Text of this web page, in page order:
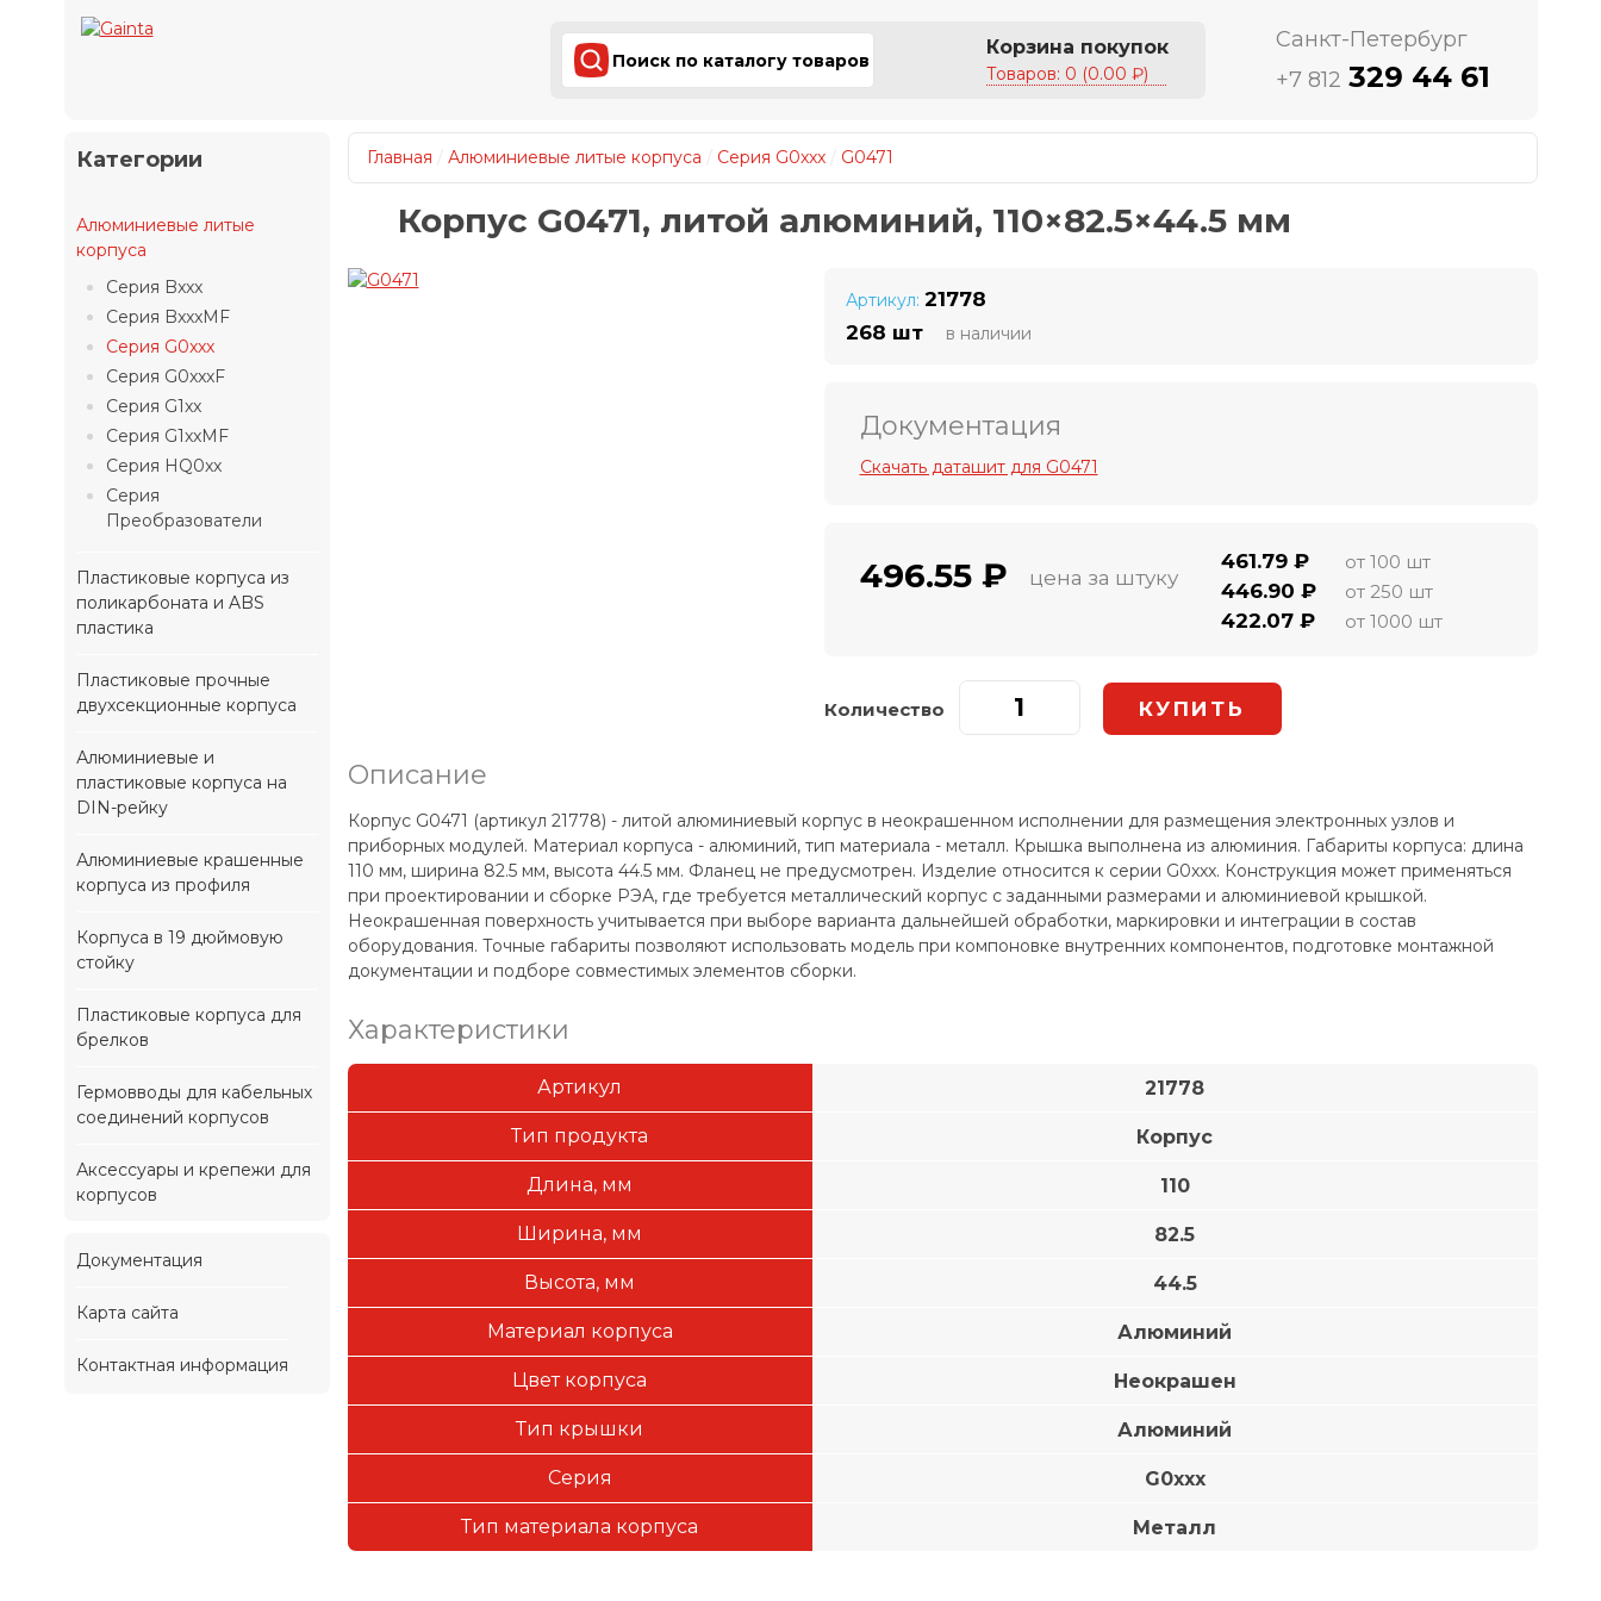
Корзина покупок
Товаров: 0 (0.00 ₽)
Санкт-Петербург
+7 812 329 44 61
Категории
Алюминиевые литые
корпуса
Серия Bxxx
Серия BxxxMF
Серия G0xxx
Серия G0xxxF
Серия G1xx
Серия G1xxMF
Серия HQ0xx
Серия
Преобразователи
Пластиковые корпуса из
поликарбоната и ABS
пластика
Пластиковые прочные
двухсекционные корпуса
Алюминиевые и
пластиковые корпуса на
DIN-рейку
Алюминиевые крашенные
корпуса из профиля
Корпуса в 19 дюймовую
стойку
Пластиковые корпуса для
брелков
Гермовводы для кабельных
соединений корпусов
Аксессуары и крепежи для
корпусов
Документация
Карта сайта
Контактная информация
Главная Алюминиевые литые корпуса Серия G0xxx/ G0471
Корпус G0471, литой алюминий, 110×82.5×44.5 мм
Артикул: 21778
268 шт
в наличии
Документация
Скачать даташит для G0471
496.55 ₽ цена за штуку
461.79 ₽ от 100 шт
446.90 ₽ от 250 шт
422.07 ₽ от 1000 шт
Количество
Описание
Корпус G0471 (артикул 21778) - литой алюминиевый корпус в неокрашенном исполнении для размещения электронных узлов и
приборных модулей. Материал корпуса - алюминий, тип материала - металл. Крышка выполнена из алюминия. Габариты корпуса: длина
110 мм, ширина 82.5 мм, высота 44.5 мм. Фланец не предусмотрен. Изделие относится к серии G0xxx. Конструкция может применяться
при проектировании и сборке РЭА, где требуется металлический корпус с заданными размерами и алюминиевой крышкой.
Неокрашенная поверхность учитывается при выборе варианта дальнейшей обработки, маркировки и интеграции в состав
оборудования. Точные габариты позволяют использовать модель при компоновке внутренних компонентов, подготовке монтажной
документации и подборе совместимых элементов сборки.
Характеристики
Артикул 21778
Тип продукта Корпус
Длина, мм 110
Ширина, мм 82.5
Высота, мм 44.5
Материал корпуса Алюминий
Цвет корпуса Неокрашен
Тип крышки Алюминий
Серия G0xxx
Тип материала корпуса Металл